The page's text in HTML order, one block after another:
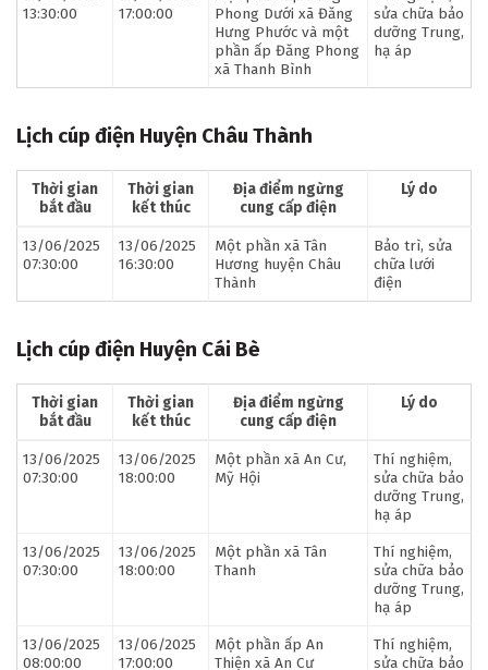
13:30:00
17:00:00
Phong Dưới xã Đăng
Hưng Phước và một
phần ấp Đăng Phong
xã Thanh Bình
sửa chữa bảo
dưỡng Trung,
hạ áp
Lịch cúp điện Huyện Châu Thành
Thời gian
bắt đầu
Thời gian
kết thúc
Địa điểm ngừng
cung cấp điện
Lý do
13/06/2025
07:30:00
13/06/2025
16:30:00
Một phần xã Tân
Hương huyện Châu
Thành
Bảo trì, sửa
chữa lưới
điện
Lịch cúp điện Huyện Cái Bè
Thời gian
bắt đầu
Thời gian
kết thúc
Địa điểm ngừng
cung cấp điện
Lý do
13/06/2025
07:30:00
13/06/2025
18:00:00
Một phần xã An Cư,
Mỹ Hội
Thí nghiệm,
sửa chữa bảo
dưỡng Trung,
hạ áp
13/06/2025
07:30:00
13/06/2025
18:00:00
Một phần xã Tân
Thanh
Thí nghiệm,
sửa chữa bảo
dưỡng Trung,
hạ áp
13/06/2025
08:00:00
13/06/2025
17:00:00
Một phần ấp An
Thiện xã An Cư
Thí nghiệm,
sửa chữa bảo